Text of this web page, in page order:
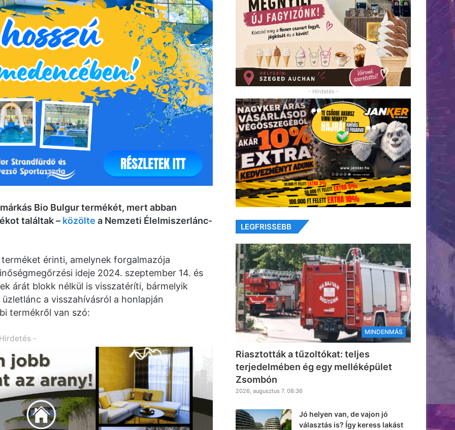
Bio Bulgur termékét, mert abban
találtak – közölte a Nemzeti Élelmiszerlánc-
érinti, amelynek forgalmazója
ideje 2024. szeptember 14. és
árát blokk nélkül is visszatéríti, bármelyik
a visszahívásról a honlapján
termékről van szó:
-
- Hirdetés -
LEGFRISSEBB
MINDENMÁS
Riasztották a tűzoltókat: teljes
terjedelmében ég egy melléképület
Zsombón
2026, augusztus 7. 08:36
Jó helyen van, de vajon jó
választás is? Így keress lakást